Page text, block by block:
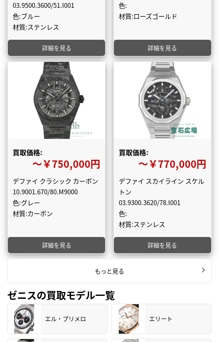
03.9500.3600/51.I001
色:ブルー
材質:ステンレス
詳細を見る
色:
材質:ローズゴールド
詳細を見る
買取価格:
〜￥750,000円
デファイ クラシック カーボン
10.9001.670/80.M9000
色:グレー
材質:カーボン
詳細を見る
買取価格:
〜￥770,000円
デファイ スカイライン スケル
トン
03.9300.3620/78.I001
色:
材質:ステンレス
詳細を見る
もっと見る
ゼニスの買取モデル一覧
エル・プリメロ エリート